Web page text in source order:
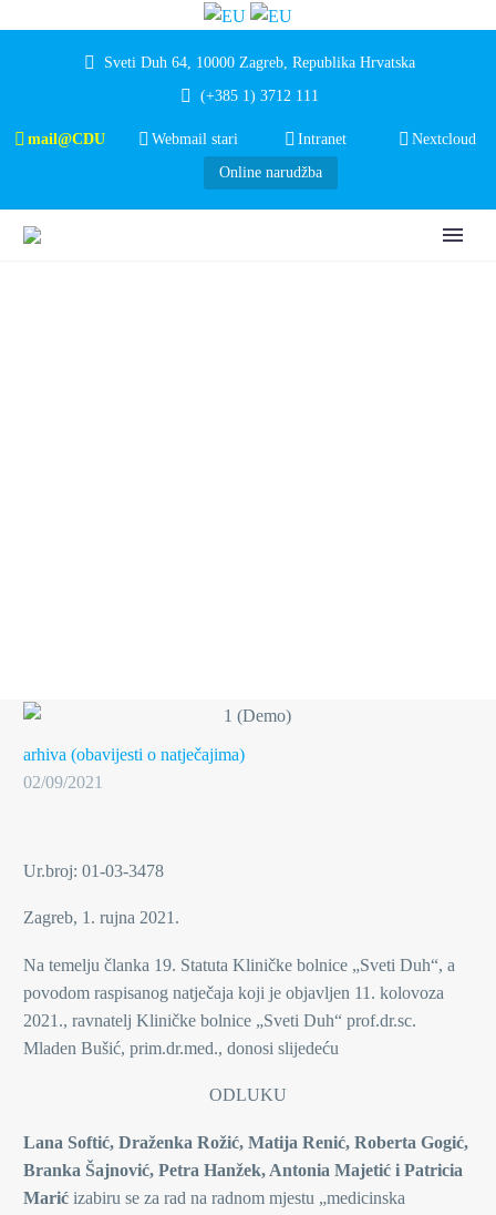
Sveti Duh 64, 10000 Zagreb, Republika Hrvatska
(+385 1) 3712 111
mail@CDU Webmail stari Intranet
Nextcloud
Online narudžba
arhiva (obavijesti o natječajima)
02/09/2021
Ur.broj: 01-03-3478
Zagreb, 1. rujna 2021.
Na temelju članka 19. Statuta Kliničke bolnice „Sveti Duh“, a
povodom raspisanog natječaja koji je objavljen 11. kolovoza
2021., ravnatelj Kliničke bolnice „Sveti Duh“ prof.dr.sc.
Mladen Bušić, prim.dr.med., donosi slijedeću
ODLUKU
Lana Softić, Draženka Rožić, Matija Renić, Roberta Gogić,
Branka Šajnović, Petra Hanžek, Antonia Majetić i Patricia
Marić izabiru se za rad na radnom mjestu „medicinska